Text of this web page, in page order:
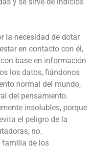
la necesidad de dotar
en contacto con él,
base en información
los datos, fiándonos
normal del mundo,
del pensamiento.
insolubles, porque
el peligro de la
no.
familia de los